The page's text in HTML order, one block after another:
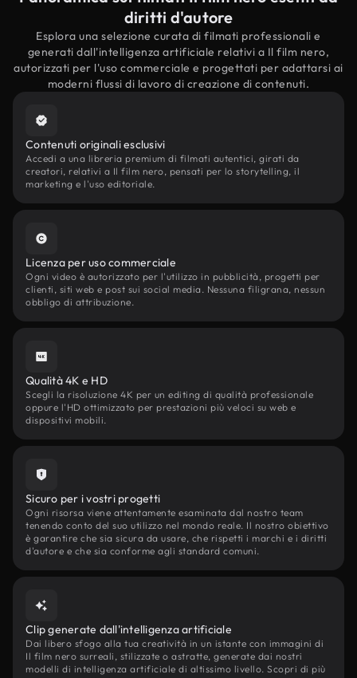
diritti d'autore
Esplora una selezione curata di filmati professionali e
generati dall'intelligenza artificiale relativi a Il film nero,
autorizzati per l'uso commerciale e progettati per adattarsi ai
moderni flussi di lavoro di creazione di contenuti.
Contenuti originali esclusivi
Accedi a una libreria premium di filmati autentici, girati da
creatori, relativi a Il film nero, pensati per lo storytelling, il
marketing e l'uso editoriale.
Licenza per uso commerciale
Ogni video è autorizzato per l'utilizzo in pubblicità, progetti per
clienti, siti web e post sui social media. Nessuna filigrana, nessun
obbligo di attribuzione.
Qualità 4K e HD
Scegli la risoluzione 4K per un editing di qualità professionale
oppure l'HD ottimizzato per prestazioni più veloci su web e
dispositivi mobili.
Sicuro per i vostri progetti
Ogni risorsa viene attentamente esaminata dal nostro team
tenendo conto del suo utilizzo nel mondo reale. Il nostro obiettivo
è garantire che sia sicura da usare, che rispetti i marchi e i diritti
d'autore e che sia conforme agli standard comuni.
Clip generate dall'intelligenza artificiale
Dai libero sfogo alla tua creatività in un istante con immagini di
Il film nero surreali, stilizzate o astratte, generate dai nostri
modelli di intelligenza artificiale di altissimo livello. Scopri di più